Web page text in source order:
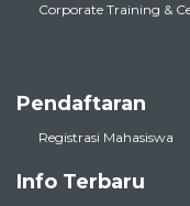
Corporate Training &
Pendaftaran
Registrasi Mahasiswa
Info Terbaru